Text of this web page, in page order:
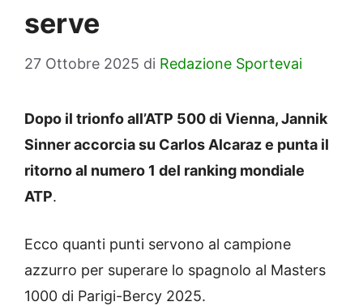
serve
27 Ottobre 2025 di Redazione Sportevai
Dopo il trionfo all’ATP 500 di Vienna, Jannik
Sinner accorcia su Carlos Alcaraz e punta il
ritorno al numero 1 del ranking mondiale
ATP.
Ecco quanti punti servono al campione
azzurro per superare lo spagnolo al Masters
1000 di Parigi-Bercy 2025.